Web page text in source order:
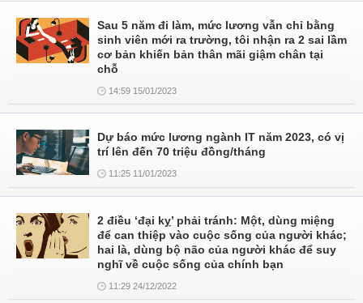
Sau 5 năm đi làm, mức lương vẫn chỉ bằng
sinh viên mới ra trường, tôi nhận ra 2 sai lầm
cơ bản khiến bản thân mãi giậm chân tại
chỗ
14:59 15/01/2023
Dự báo mức lương ngành IT năm 2023, có vị
trí lên đến 70 triệu đồng/tháng
11:25 11/01/2023
2 điều ‘đại kỵ’ phải tránh: Một, dùng miệng
để can thiệp vào cuộc sống của người khác;
hai là, dùng bộ não của người khác để suy
nghĩ về cuộc sống của chính bạn
11:29 24/12/2022